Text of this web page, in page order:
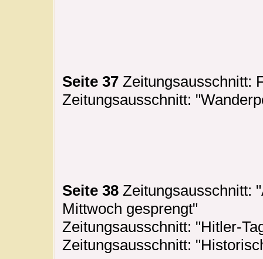
Seite 37 Zeitungsausschnitt:
Zeitungsausschnitt:
Seite 38 Zeitungsausschnitt:
Mittwoch gesprengt"
Zeitungsausschnitt: "Hitler-
Zeitungsausschnitt: